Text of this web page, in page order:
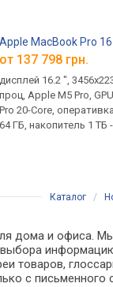
Apple MacBook Pro 16
от 137 798 грн.
дисплей 16.2 ",
проц, Apple M5 Pro,
Pro 20-Core,
64 ГБ, накопитель 1 ТБ -
Каталог /
дома и офиса.
выбора
товаров,
с письменного